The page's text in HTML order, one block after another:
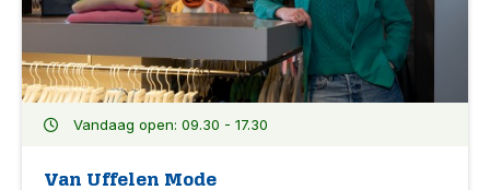
Vandaag open: 09.30 - 17.30
Van Uffelen Mode